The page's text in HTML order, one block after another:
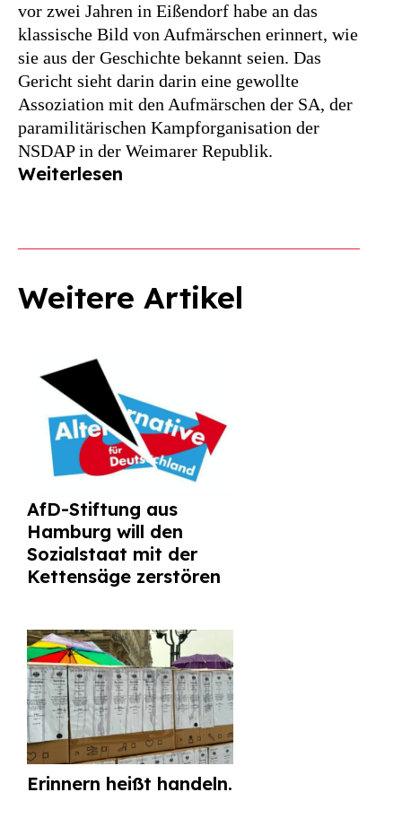
vor zwei Jahren in Eißendorf habe an das
klassische Bild von Aufmärschen erinnert, wie
sie aus der Geschichte bekannt seien. Das
Gericht sieht darin darin eine gewollte
Assoziation mit den Aufmärschen der SA, der
paramilitärischen Kampforganisation der
NSDAP in der Weimarer Republik.
Weiterlesen
Weitere Artikel
AfD-Stiftung aus
Hamburg will den
Sozialstaat mit der
Kettensäge zerstören
Erinnern heißt handeln.